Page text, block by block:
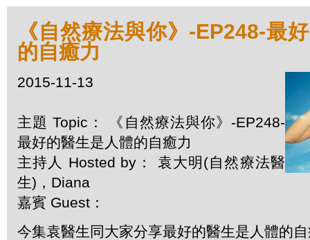
《自然療法與你》-EP248-最
的自癒力
2015-11-13
主題 Topic： 《自然療法與你》-EP248-
最好的醫生是人體的自癒力
主持人 Hosted by： 袁大明(自然療法醫
生)，Diana
嘉賓 Guest：
今集袁醫生同大家分享最好的醫生是人體的